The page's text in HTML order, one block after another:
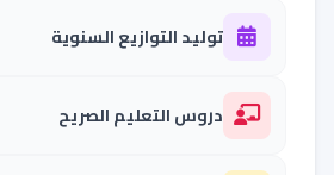
توليد التوازيع السنوية
دروس التعليم الصريح